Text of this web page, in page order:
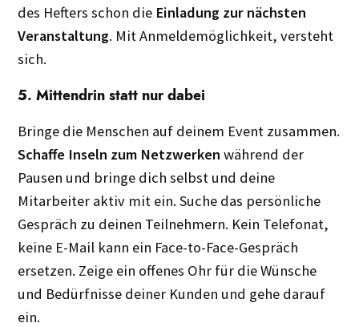
des Hefters schon die Einladung zur nächsten
Veranstaltung. Mit Anmeldemöglichkeit, versteht
sich.
5. Mittendrin statt nur dabei
Bringe die Menschen auf deinem Event zusammen.
Schaffe Inseln zum Netzwerken während der
Pausen und bringe dich selbst und deine
Mitarbeiter aktiv mit ein. Suche das persönliche
Gespräch zu deinen Teilnehmern. Kein Telefonat,
keine E-Mail kann ein Face-to-Face-Gespräch
ersetzen. Zeige ein offenes Ohr für die Wünsche
und Bedürfnisse deiner Kunden und gehe darauf
ein.